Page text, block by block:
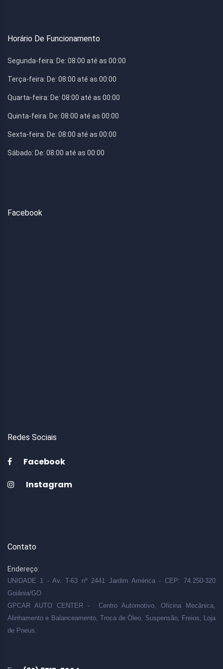
Horário De Funcionamento
Segunda-feira: De: 08:00 até as 00:00
Terça-feira: De: 08:00 até as 00:00
Quarta-feira: De: 08:00 até as 00:00
Quinta-feira: De: 08:00 até as 00:00
Sexta-feira: De: 08:00 até as 00:00
Sábado: De: 08:00 até as 00:00
Facebook
Redes Sociais
Facebook
Instagram
Contato
Endereço:
UNIDADE 1 - Av. T-63 nº 2441 Jardim América - CEP: 74.250-320
Goiânia/GO
GPCAR AUTO CENTER - Centro Automotivo, Oficina Mecânica,
Alinhamento e Balanceamento, Troca de Óleo, Suspensão, Freios, Loja
de Pneus.